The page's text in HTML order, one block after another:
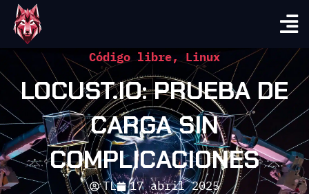
Código libre, Linux
LOCUST.IO: PRUEBA DE
CARGA SIN
COMPLICACIONES
TL 17 abril 2025